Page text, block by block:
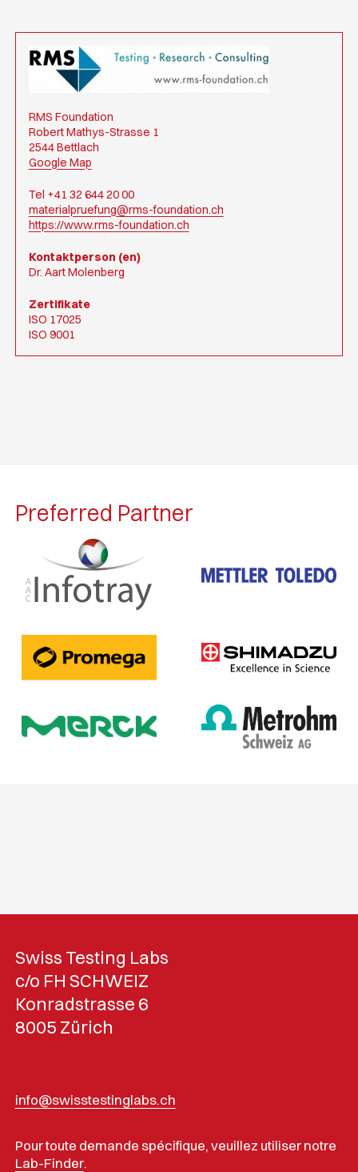
RMS Foundation
Robert Mathys-Strasse 1
2544 Bettlach
Google Map
Tel +41 32 644 20 00
materialpruefung@rms-foundation.ch
https://www.rms-foundation.ch
Kontaktperson (en)
Dr. Aart Molenberg
Zertifikate
ISO 17025
ISO 9001
Preferred Partner
Swiss Testing Labs
c/o FH SCHWEIZ
Konradstrasse 6
8005 Zürich
info@swisstestinglabs.ch
Pour toute demande spécifique, veuillez utiliser notre
Lab-Finder.